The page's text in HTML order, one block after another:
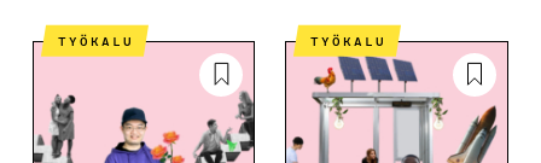
TYÖKALU TYÖKALU